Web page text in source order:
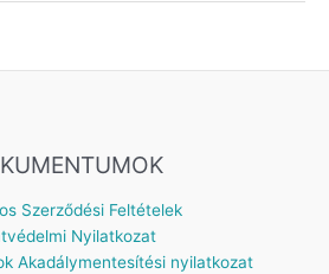
Szerződési Feltételek
Nyilatkozat
Akadálymentesítési nyilatkozat